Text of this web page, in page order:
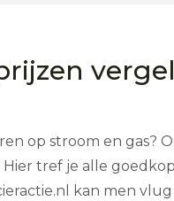
op stroom en gas?
tref je alle
kan men vlug